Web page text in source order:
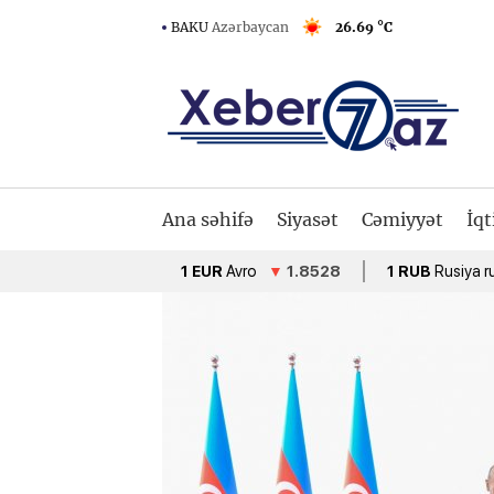
BAKU Azərbaycan 26.69 °C
Ana səhifə Siyasət Cəmiyyət
Avro ▼1.8528 1 RUB Rusiya rublu ▲